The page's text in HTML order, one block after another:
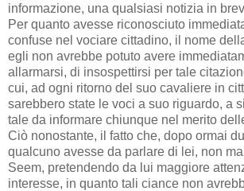
informazione, una qualsiasi notizia in
Per quanto avesse riconosciuto
confuse nel vociare cittadino, il nome
egli non avrebbe potuto avere
allarmarsi, di insospettirsi per tale
cui, ad ogni ritorno del suo cavaliere in
sarebbero state le voci a suo riguardo, a
tale da informare chiunque nel merito
Ciò nonostante, il fatto che, dopo ormai
qualcuno avesse da parlare di lei, non
Seem, pretendendo da lui maggiore
interesse, in quanto tali ciance non